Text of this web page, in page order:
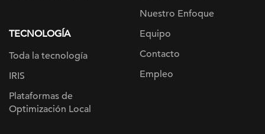
TECNOLOGÍA
Toda la tecnología
IRIS
Plataformas de
Optimización Local
Nuestro Enfoque
Equipo
Contacto
Empleo